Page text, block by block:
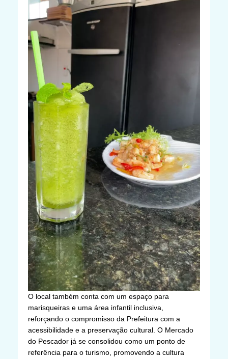
O local também conta com um espaço para
marisqueiras e uma área infantil inclusiva,
reforçando o compromisso da Prefeitura com a
acessibilidade e a preservação cultural. O Mercado
do Pescador já se consolidou como um ponto de
referência para o turismo, promovendo a cultura